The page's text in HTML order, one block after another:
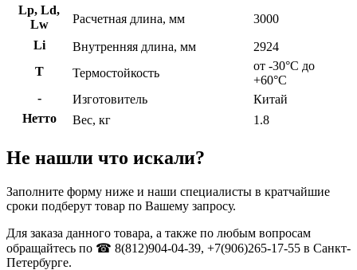
Lp, Ld,
Lw
Расчетная длина, мм
3000
Li
Внутренняя длина, мм
2924
Т
Термостойкость
от -30°C до
+60°C
-
Изготовитель
Китай
Нетто
Вес, кг 1.8
Не нашли что искали?
Заполните форму ниже и наши специалисты в кратчайшие
сроки подберут товар по Вашему запросу.
Для заказа данного товара, а также по любым вопросам
обращайтесь по ☎ 8(812)904-04-39, +7(906)265-17-55 в Санкт-
Петербурге.